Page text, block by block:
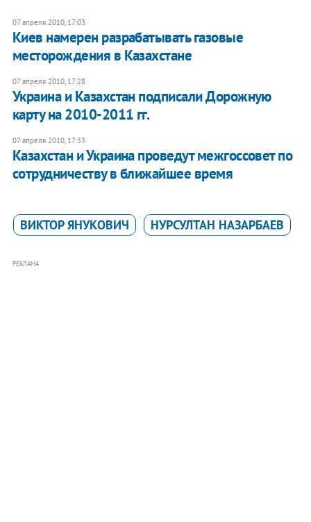
07 апреля 2010, 17:03
Киев намерен разрабатывать газовые
месторождения в Казахстане
07 апреля 2010, 17:28
Украина и Казахстан подписали Дорожную
карту на 2010-2011 гг.
07 апреля 2010, 17:33
Казахстан и Украина проведут межгоссовет по
сотрудничеству в ближайшее время
ВИКТОР ЯНУКОВИЧ НУРСУЛТАН НАЗАРБАЕВ
РЕКЛАМА